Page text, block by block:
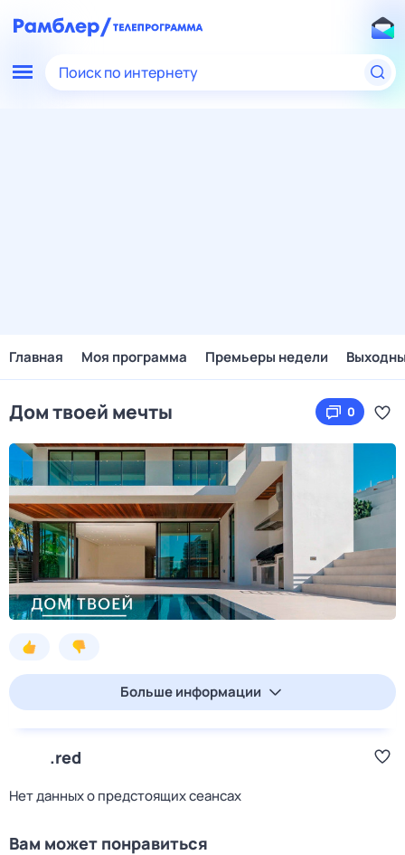
Поиск по интернету
Главная Моя программа Премьеры недели
Дом твоей мечты 0
Больше информации
.red
Нет данных о предстоящих сеансах
Вам может понравиться